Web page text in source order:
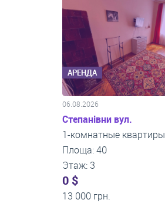
АРЕНДА
06.08.2026
Степанівни вул.
1-комнатные квартиры
Площа: 40
Этаж: 3
0 $
13 000 грн.